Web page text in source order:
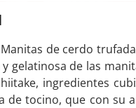
de cerdo
gelatinosa de las
ingredientes
de tocino, que con su